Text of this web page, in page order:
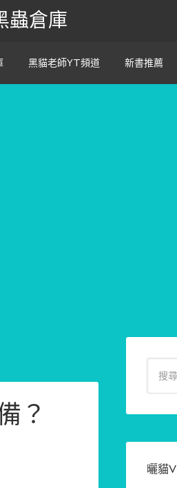
蟲倉庫
黑貓老師YT頻道 新書推薦
？
曬貓